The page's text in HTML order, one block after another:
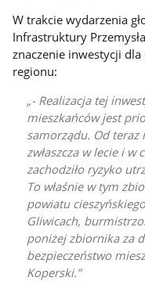
W trakcie wydarzenia
Infrastruktury
znaczenie inwestycji
regionu:
- Realizacja tej
mieszkańców jest
samorządu. Od teraz
zwłaszcza w lecie i w
zachodziło ryzyko
To właśnie w tym
powiatu
Gliwicach,
poniżej zbiornika za
bezpieczeństwo
Koperski.